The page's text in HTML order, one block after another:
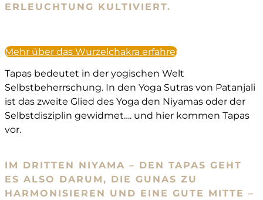
ERLEUCHTUNG KULTIVIERT.
Mehr über das Wurzelchakra erfahren
Tapas bedeutet in der yogischen Welt
Selbstbeherrschung. In den Yoga Sutras von Patanjali
ist das zweite Glied des Yoga den Niyamas oder der
Selbstdisziplin gewidmet…. und hier kommen Tapas
vor.
IM DRITTEN NIYAMA – DEN TAPAS GEHT
ES ALSO DARUM, DIE GUNAS ZU
HARMONISIEREN UND EINE GUTE MITTE –